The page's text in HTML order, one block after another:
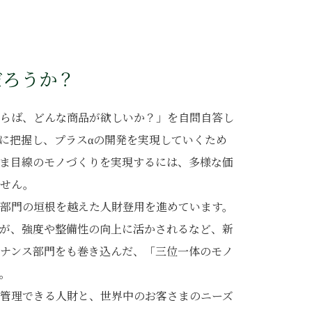
うか？
ば、どんな商品が欲しいか？」を自問自答し
把握し、プラスαの開発を実現していくため
目線のモノづくりを実現するには、多様な価
ん。
門の垣根を越えた人財登用を進めています。
、強度や整備性の向上に活かされるなど、新
ンス部門をも巻き込んだ、「三位一体のモノ
理できる人財と、世界中のお客さまのニーズ